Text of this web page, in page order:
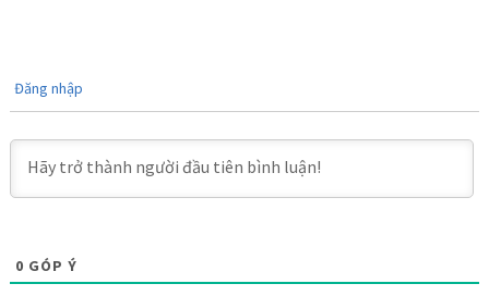
Đăng nhập
0 GÓP Ý